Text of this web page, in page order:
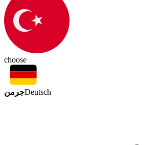
choose
جرمنDeutsch